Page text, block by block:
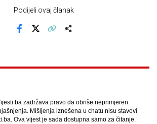
Podijeli ovaj članak
zadržava pravo da obriše neprimjeren
Mišljenja iznešena u chatu nisu stavovi
Ova vijest je sada dostupna samo za čitanje.